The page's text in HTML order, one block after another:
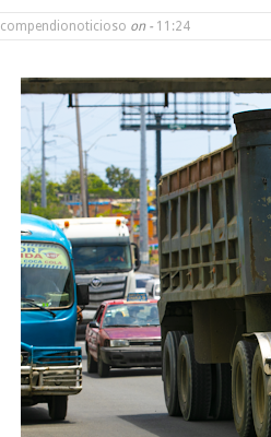
compendionoticioso on - 11:24